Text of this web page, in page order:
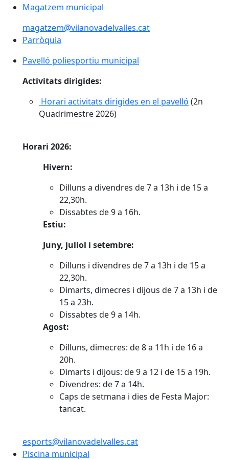
Magatzem municipal
magatzem@vilanovadelvalles.cat
Parròquia
Pavelló poliesportiu municipal
Pavelló poliesportiu municipal
Activitats dirigides:
Horari activitats dirigides en el pavelló (2n
Quadrimestre 2026)
Horari 2026:
Hivern:
Dilluns a divendres de 7 a 13h i de 15 a
22,30h.
Dissabtes de 9 a 16h.
Estiu:
Juny, juliol i setembre:
Dilluns i divendres de 7 a 13h i de 15 a
22,30h.
Dimarts, dimecres i dijous de 7 a 13h i de
15 a 23h.
Dissabtes de 9 a 14h.
Agost:
Dilluns, dimecres: de 8 a 11h i de 16 a
20h.
Dimarts i dijous: de 9 a 12 i de 15 a 19h.
Divendres: de 7 a 14h.
Caps de setmana i dies de Festa Major:
tancat.
esports@vilanovadelvalles.cat
Piscina municipal